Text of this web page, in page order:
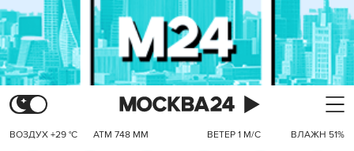
ВОЗДУХ +29 °C АТМ 748 ММ ВЕТЕР 1 М/С ВЛАЖН 51%